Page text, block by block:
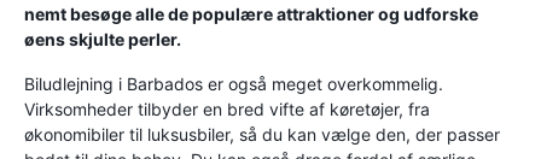
nemt besøge alle de populære attraktioner og udforske
øens skjulte perler.
Biludlejning i Barbados er også meget overkommelig.
Virksomheder tilbyder en bred vifte af køretøjer, fra
økonomibiler til luksusbiler, så du kan vælge den, der passer